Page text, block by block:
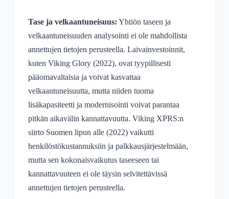
Tase ja velkaantuneisuus: Yhtiön taseen ja
velkaantuneisuuden analysointi ei ole mahdollista
annettujen tietojen perusteella. Laivainvestoinnit,
kuten Viking Glory (2022), ovat tyypillisesti
pääomavaltaisia ja voivat kasvattaa
velkaantuneisuutta, mutta niiden tuoma
lisäkapasiteetti ja modernisointi voivat parantaa
pitkän aikavälin kannattavuutta. Viking XPRS:n
siirto Suomen lipun alle (2022) vaikutti
henkilöstökustannuksiin ja palkkausjärjestelmään,
mutta sen kokonaisvaikutus taseeseen tai
kannattavuuteen ei ole täysin selvitettävissä
annettujen tietojen perusteella.